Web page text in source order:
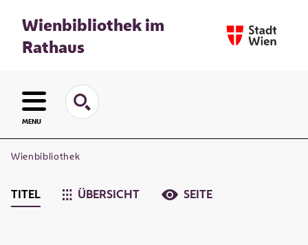
Wienbibliothek im
Rathaus
MENU
Wienbibliothek
TITEL ÜBERSICHT SEITE